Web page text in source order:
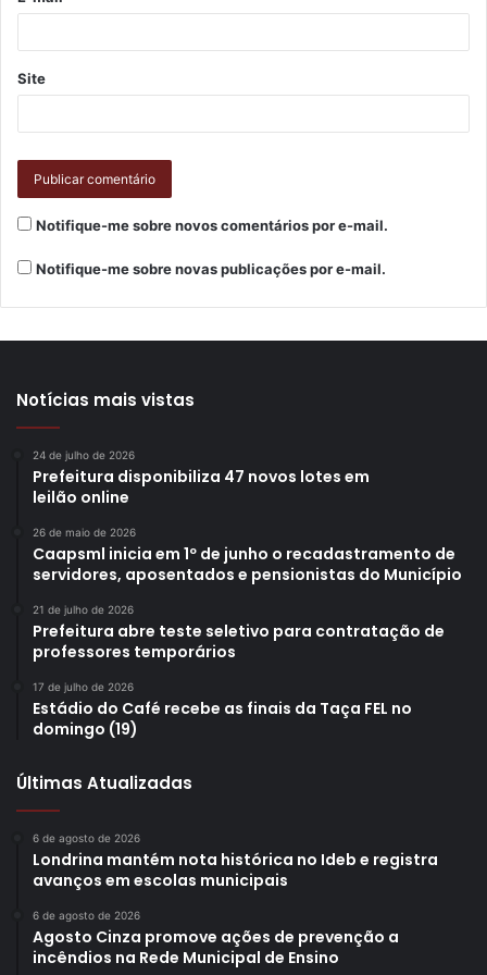
da J.Macêdo, além de grande publicações como a
classificação do Município entre as “Melhores Cidades
para Fazer Negócios 2.0”, produzido anualmente para a
revista Exame pela empresa de consultoria e inteligência
Urban Systems.
Na foto, da esquerda para direita, estão Gustavo Santos, Bruno
Ubiratan, Carlos Alberto Scherer e Moacir Sgarioni. Foto: Ana
Paula Hedler
“A vinda de novas empresas para nossa cidade é sempre
motivo de comemoração, porque significa geração de
emprego e renda, desenvolvimento, aumento na
arrecadação de ICMS e circulação do dinheiro na
economia local. Isso demonstra mais uma vez o bom
momento em que Londrina está vivenciando e a nova
do Paraná, com quem estamos conversando para que a
duplicação do trecho Londrina-Curitiba aconteça”,
pontuou o presidente da Codel.
Segundo o superintendente da Casa Civil do Governo do
Paraná, André Martins, a intenção é que o Estado do
Paraná torne-se cada vez mais atrativo para a vinda de
Site
Notifique-me sobre novos comentários por e-mail.
Notifique-me sobre novas publicações por e-mail.
Notícias mais vistas
24 de julho de 2026
Prefeitura disponibiliza 47 novos lotes em
leilão online
26 de maio de 2026
Caapsml inicia em 1º de junho o recadastramento de
servidores, aposentados e pensionistas do Município
21 de julho de 2026
Prefeitura abre teste seletivo para contratação de
professores temporários
17 de julho de 2026
Estádio do Café recebe as finais da Taça FEL no
domingo (19)
Últimas Atualizadas
6 de agosto de 2026
Londrina mantém nota histórica no Ideb e registra
avanços em escolas municipais
6 de agosto de 2026
Agosto Cinza promove ações de prevenção a
incêndios na Rede Municipal de Ensino